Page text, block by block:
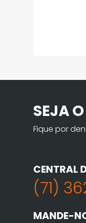
SEJA
Fique por
CENTRAL
(71)
MANDE-